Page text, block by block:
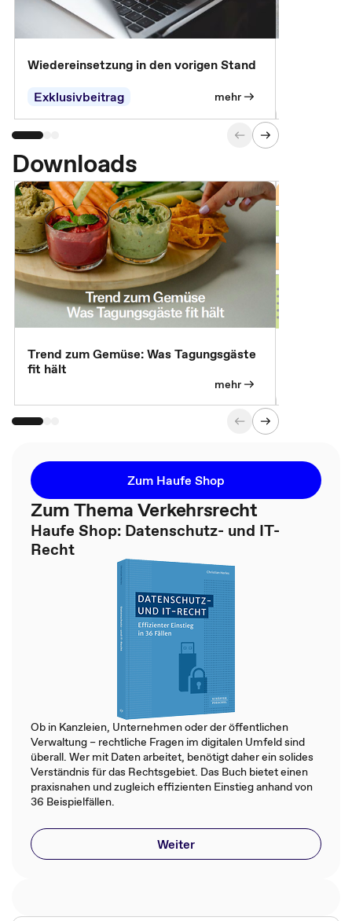
Wiedereinsetzung in den vorigen Stand
Exklusivbeitrag
mehr
Downloads
Trend zum Gemüse: Was Tagungsgäste
fit hält
mehr
Zum Haufe Shop
Zum Thema Verkehrsrecht
Haufe Shop: Datenschutz- und IT-
Recht
Ob in Kanzleien, Unternehmen oder der öffentlichen
Verwaltung – rechtliche Fragen im digitalen Umfeld sind
überall. Wer mit Daten arbeitet, benötigt daher ein solides
Verständnis für das Rechtsgebiet. Das Buch bietet einen
praxisnahen und zugleich effizienten Einstieg anhand von
36 Beispielfällen.
Weiter